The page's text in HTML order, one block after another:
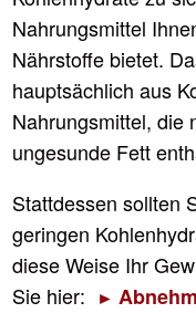
Nahrungsmittel
Nährstoffe bietet.
hauptsächlich aus
Nahrungsmittel, die
ungesunde Fett
Stattdessen sollten
geringen
diese Weise Ihr
Sie hier: